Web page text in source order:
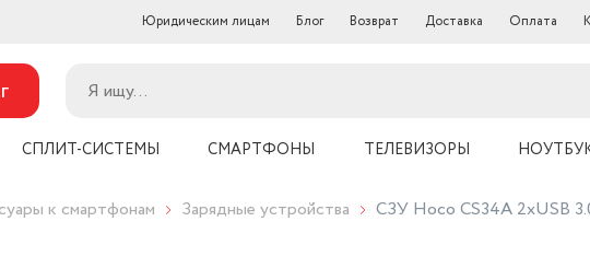
Юридическим лицам Блог Возврат Доставка Оплата
СПЛИТ-СИСТЕМЫ СМАРТФОНЫ ТЕЛЕВИЗОРЫ
к смартфонам Зарядные устройства СЗУ Hoco CS34A 2хUSB